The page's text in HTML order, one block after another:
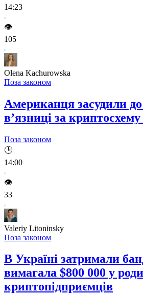
14:23
👁️
105
Olena Kachurowska
Поза законом
Американця засудили
в’язниці за
Поза законом
🕒
14:00
👁️
33
Valeriy Litoninsky
Поза законом
В Україні затримали
вимагала $800 000 у
криптопідприємців